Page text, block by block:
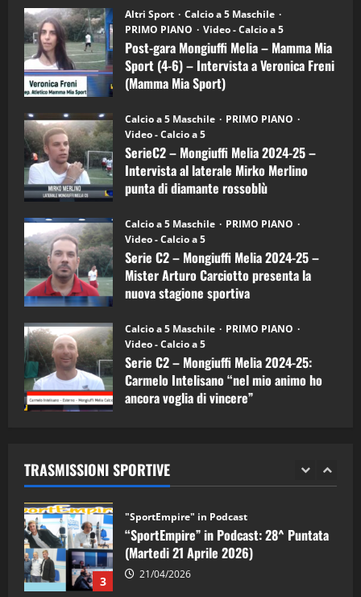
Post-
gara
Mongiuffi
Melia
–
Mamma
Mia
Sport
6)
–
Intervista
a
mister
Arturo
Carciotto
(Mongiuffi
Altri Sport
Calcio a 5 Maschile
PRIMO PIANO
Video - Calcio a 5
Post-gara Mongiuffi Melia – Mamma Mia
Sport (4-6) – Intervista a Veronica Freni
(Mamma Mia Sport)
Calcio a 5 Maschile
PRIMO PIANO
Video - Calcio a 5
SerieC2 – Mongiuffi Melia 2024-25 –
Intervista al laterale Mirko Merlino
punta di diamante rossoblù
Calcio a 5 Maschile
PRIMO PIANO
Video - Calcio a 5
Serie C2 – Mongiuffi Melia 2024-25 –
Mister Arturo Carciotto presenta la
nuova stagione sportiva
Calcio a 5 Maschile
PRIMO PIANO
Video - Calcio a 5
Serie C2 – Mongiuffi Melia 2024-25:
Carmelo Intelisano “nel mio animo ho
ancora voglia di vincere”
TRASMISSIONI SPORTIVE
3
“SportEmpire” in Podcast: 28^ Puntata
(Martedi 21 Aprile 2026)
21/04/2026
4
“SportEmpire” in Podcast: 27^ Puntata
(Martedi 14 Aprile 2026)
15/04/2026
5
“SportEmpire” in Podcast: 26^ Puntata
(Martedi 07 Aprile 2026)
08/04/2026
1
“SportEmpire” in Podcast: 30^ Puntata
(Martedi 05 Maggio 2026)
08/05/2026
2 28/04/2026
3
"SportEmpire" in Podcast
“SportEmpire” in Podcast: 28^ Puntata
(Martedi 21 Aprile 2026)
21/04/2026